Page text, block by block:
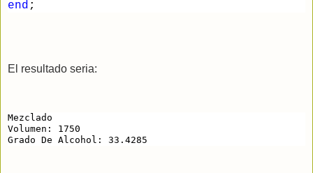
end ;
El resultado seria:
Mezclado
Volumen: 1750
Grado De Alcohol: 33.4285